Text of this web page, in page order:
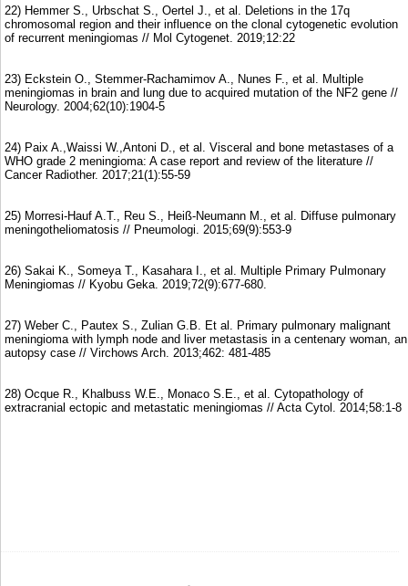
22) Hemmer S., Urbschat S., Oertel J., et al. Deletions in the 17q
chromosomal region and their influence on the clonal cytogenetic evolution
of recurrent meningiomas // Mol Cytogenet. 2019;12:22
23) Eckstein O., Stemmer-Rachamimov A., Nunes F., et al. Multiple
meningiomas in brain and lung due to acquired mutation of the NF2 gene //
Neurology. 2004;62(10):1904-5
24) Paix A.,Waissi W.,Antoni D., et al. Visceral and bone metastases of a
WHO grade 2 meningioma: A case report and review of the literature //
Cancer Radiother. 2017;21(1):55-59
25) Morresi-Hauf A.T., Reu S., Heiß-Neumann M., et al. Diffuse pulmonary
meningotheliomatosis // Pneumologi. 2015;69(9):553-9
26) Sakai K., Someya T., Kasahara I., et al. Multiple Primary Pulmonary
Meningiomas // Kyobu Geka. 2019;72(9):677-680.
27) Weber C., Pautex S., Zulian G.B. Et al. Primary pulmonary malignant
meningioma with lymph node and liver metastasis in a centenary woman, an
autopsy case // Virchows Arch. 2013;462: 481-485
28) Ocque R., Khalbuss W.E., Monaco S.E., et al. Cytopathology of
extracranial ectopic and metastatic meningiomas // Acta Cytol. 2014;58:1-8